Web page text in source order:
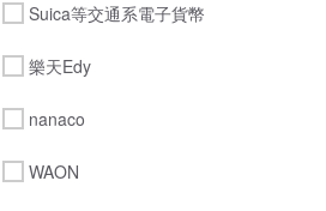
Suica等交通系電子貨幣
樂天Edy
nanaco
WAON